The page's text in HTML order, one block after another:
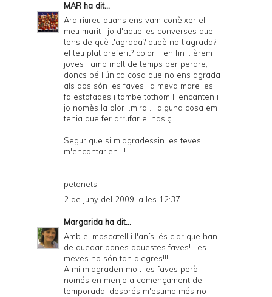
MAR ha dit...
Ara riureu quans ens vam conèixer el
meu marit i jo d'aquelles converses que
tens de què t'agrada? queè no t'agrada?
el teu plat preferit? color .. en fin .. èrem
joves i amb molt de temps per perdre,
doncs bé l'única cosa que no ens agrada
als dos són les faves, la meva mare les
fa estofades i tambe tothom li encanten i
jo nomès la olor ..mira ... alguna cosa em
tenia que fer arrufar el nas.ç
Segur que si m'agradessin les teves
m'encantarien !!!
petonets
2 de juny del 2009, a les 12:37
Margarida ha dit...
Amb el moscatell i l'anís, és clar que han
de quedar bones aquestes faves! Les
meves no són tan alegres!!!
A mi m'agraden molt les faves però
només en menjo a començament de
temporada, després m'estimo més no